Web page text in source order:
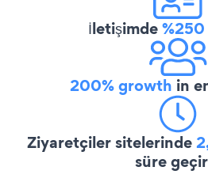
İletişimde
200% growth in
Ziyaretçiler sitelerinde
süre